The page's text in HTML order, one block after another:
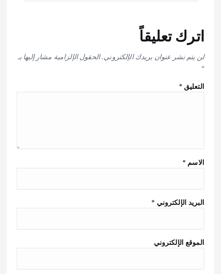
اترك تعليقاً
لن يتم نشر عنوان بريدك الإلكتروني.الحقول الإلزامية مشار إليها بـ
*
التعليق*
الاسم *
البريد الإلكتروني *
الموقع الإلكتروني